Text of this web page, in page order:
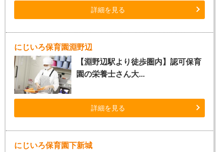
詳細を見る
にじいろ保育園淵野辺
【淵野辺駅より徒歩圏内】認可保育
園の栄養士さん大...
詳細を見る
にじいろ保育園下新城